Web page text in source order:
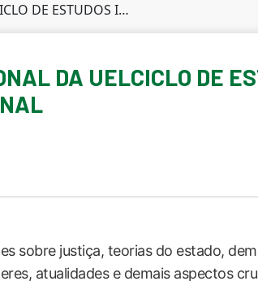
DIREITO CONSTITUCIONAL
DA UELCICLO DE
sobre justiça, teorias do estado,
atualidades e demais aspectos